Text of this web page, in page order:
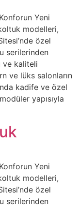
Yeni
modelleri,
özel
serilerinden
ve kaliteli
ve lüks salonların
kadife ve özel
yapısıyla
Yeni
modelleri,
özel
serilerinden